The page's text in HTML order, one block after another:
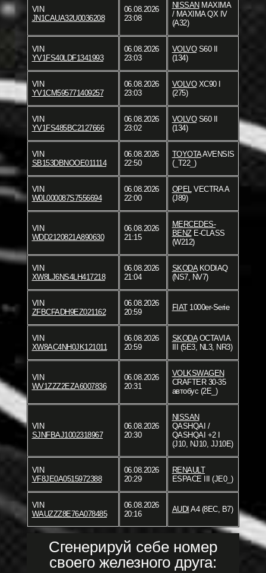
VIN
JN1CAUA32U0036208
06.08.2026
23:08
NISSAN MAXIMA
/ MAXIMA QX IV
(A32)
VIN
YV1FS40LDF1341993
06.08.2026
23:03
VOLVOS60 II
(134)
VIN
YV1CM595771409257
06.08.2026
23:03
VOLVOXC90 I
(275)
VIN
YV1FS485BC2127666
06.08.2026
23:02
VOLVOS60 II
(134)
VIN
SB153DBNOOE011114
06.08.2026
22:50
TOYOTAAVENSIS
(_T22_)
VIN
W0L000087S7556694
06.08.2026
22:00
OPELVECTRA A
(J89)
VIN
WDD2120821A890630
06.08.2026
21:15
MERCEDES-
BENZE-CLASS
(W212)
VIN
XW8LJ6NS4LH417218
06.08.2026
21:04
SKODAKODIAQ
(NS7, NV7)
VIN
ZFBCFADH9EZ021162
06.08.2026
20:59
FIAT1000er-Serie
VIN
XW8AC4NH0JK121011
06.08.2026
20:59
SKODAOCTAVIA
III (5E3, NL3, NR3)
VIN
WV1ZZZ2EZA6007836
06.08.2026
20:31
VOLKSWAGEN
CRAFTER 30-35
автобус (2E_)
VIN
SJNFBAJ1002318967
06.08.2026
20:30
NISSAN
QASHQAI /
QASHQAI +2 I
(J10, NJ10, JJ10E)
VIN
VF8JE0A0515972388
06.08.2026
20:29
RENAULT
ESPACE III (JE0_)
VIN
WAUZZZ8E76A078485
06.08.2026
20:16
AUDI A4 (8EC, B7)
Сгенерируй себе номер
своего железного друга: